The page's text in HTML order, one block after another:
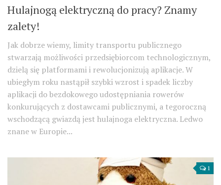
Hulajnogą elektryczną do pracy? Znamy
zalety!
Jak dobrze wiemy, limity transportu publicznego
stwarzają możliwości przedsiębiorcom technologicznym,
dzielą się platformami i rewolucjonizują aplikacje. W
ubiegłym roku nastąpił szybki wzrost i spadek liczby
aplikacji do bezdokowego udostępniania rowerów
konkurujących z dostawcami publicznymi, a tegoroczną
wschodzącą gwiazdą jest hulajnoga elektryczna. Ledwo
znane w Europie...
1